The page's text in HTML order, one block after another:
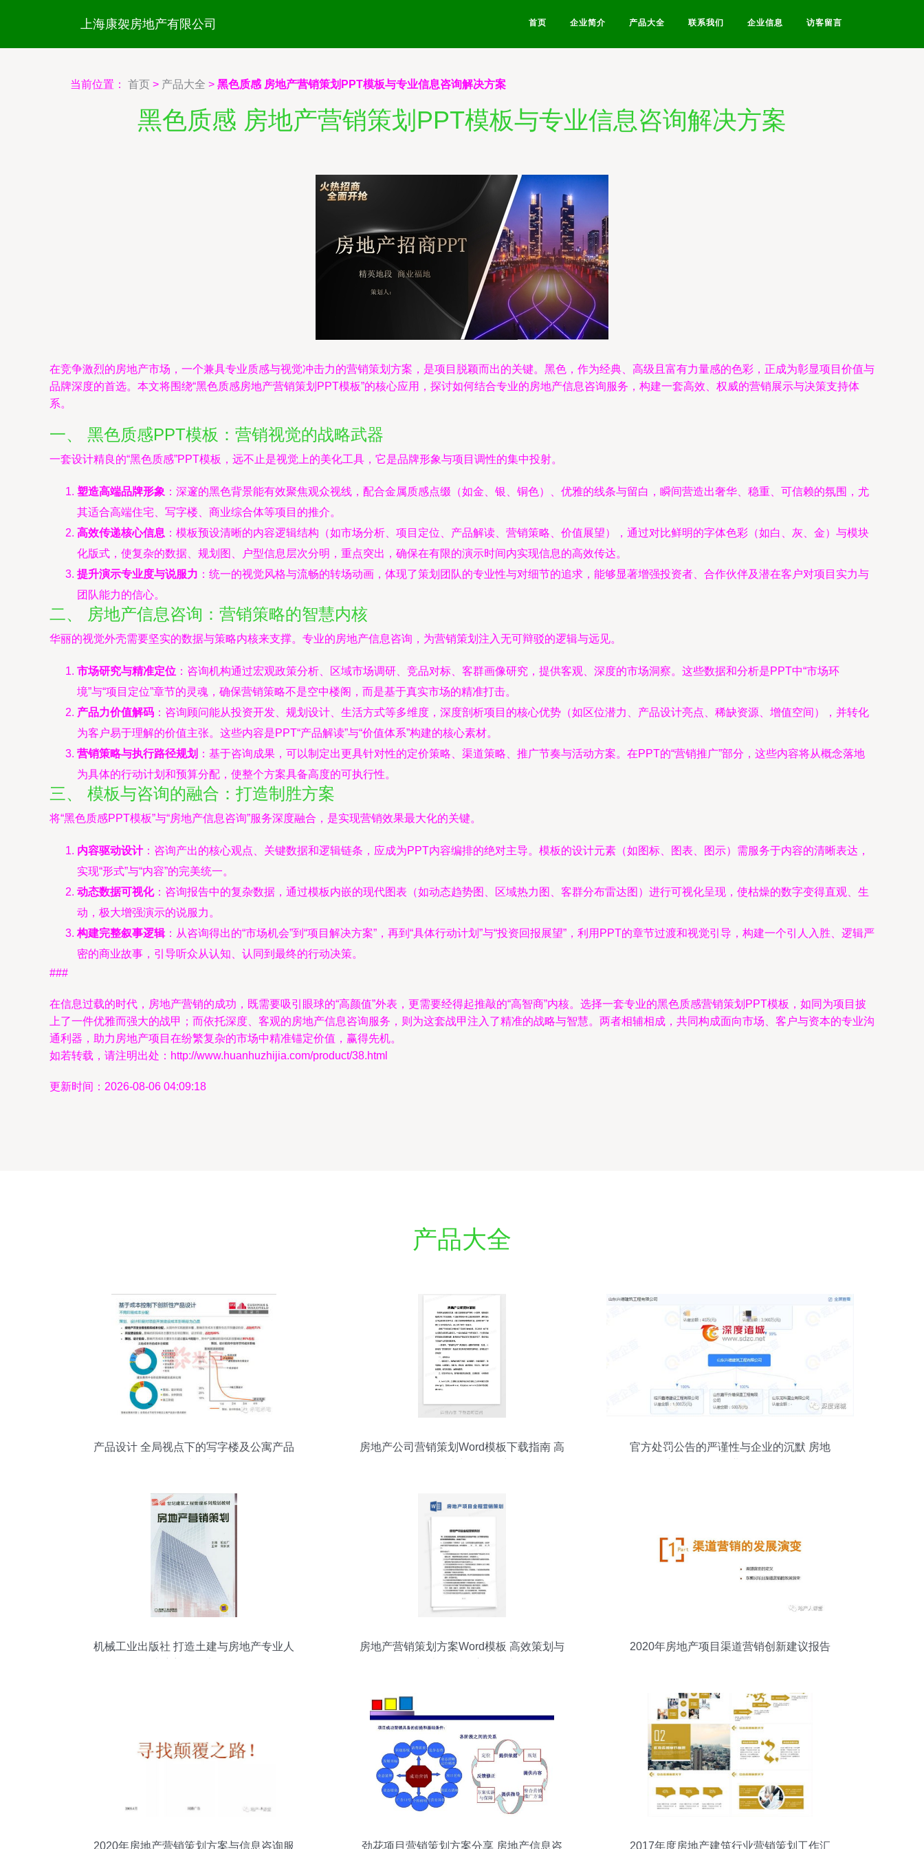
上海康袈房地产有限公司 首页 企业简介 产品大全 联系我们 企业信息 访客留言
当前位置： 首页 > 产品大全 > 黑色质感 房地产营销策划PPT模板与专业信息咨询解决方案
黑色质感 房地产营销策划PPT模板与专业信息咨询解决方案
在竞争激烈的房地产市场，一个兼具专业质感与视觉冲击力的营销策划方案，是项目脱颖而出的关键。黑色，作为经典、高级且富有力量感的色彩，正成为彰显项目价值与
品牌深度的首选。本文将围绕“黑色质感房地产营销策划PPT模板”的核心应用，探讨如何结合专业的房地产信息咨询服务，构建一套高效、权威的营销展示与决策支持体
系。
一、 黑色质感PPT模板：营销视觉的战略武器
一套设计精良的“黑色质感”PPT模板，远不止是视觉上的美化工具，它是品牌形象与项目调性的集中投射。
塑造高端品牌形象 ：深邃的黑色背景能有效聚焦观众视线，配合金属质感点缀（如金、银、铜色）、优雅的线条与留白，瞬间营造出奢华、稳重、可信赖的氛围，尤
其适合高端住宅、写字楼、商业综合体等项目的推介。
高效传递核心信息 ：模板预设清晰的内容逻辑结构（如市场分析、项目定位、产品解读、营销策略、价值展望），通过对比鲜明的字体色彩（如白、灰、金）与模块
化版式，使复杂的数据、规划图、户型信息层次分明，重点突出，确保在有限的演示时间内实现信息的高效传达。
提升演示专业度与说服力 ：统一的视觉风格与流畅的转场动画，体现了策划团队的专业性与对细节的追求，能够显著增强投资者、合作伙伴及潜在客户对项目实力与
团队能力的信心。
二、 房地产信息咨询：营销策略的智慧内核
华丽的视觉外壳需要坚实的数据与策略内核来支撑。专业的房地产信息咨询，为营销策划注入无可辩驳的逻辑与远见。
市场研究与精准定位 ：咨询机构通过宏观政策分析、区域市场调研、竞品对标、客群画像研究，提供客观、深度的市场洞察。这些数据和分析是PPT中“市场环
境”与“项目定位”章节的灵魂，确保营销策略不是空中楼阁，而是基于真实市场的精准打击。
产品力价值解码 ：咨询顾问能从投资开发、规划设计、生活方式等多维度，深度剖析项目的核心优势（如区位潜力、产品设计亮点、稀缺资源、增值空间），并转化
为客户易于理解的价值主张。这些内容是PPT“产品解读”与“价值体系”构建的核心素材。
营销策略与执行路径规划 ：基于咨询成果，可以制定出更具针对性的定价策略、渠道策略、推广节奏与活动方案。在PPT的“营销推广”部分，这些内容将从概念落地
为具体的行动计划和预算分配，使整个方案具备高度的可执行性。
三、 模板与咨询的融合：打造制胜方案
将“黑色质感PPT模板”与“房地产信息咨询”服务深度融合，是实现营销效果最大化的关键。
内容驱动设计：咨询产出的核心观点、关键数据和逻辑链条，应成为PPT内容编排的绝对主导。模板的设计元素（如图标、图表、图示）需服务于内容的清晰表达，
实现“形式”与“内容”的完美统一。
动态数据可视化：咨询报告中的复杂数据，通过模板内嵌的现代图表（如动态趋势图、区域热力图、客群分布雷达图）进行可视化呈现，使枯燥的数字变得直观、生
动，极大增强演示的说服力。
构建完整叙事逻辑：从咨询得出的“市场机会”到“项目解决方案”，再到“具体行动计划”与“投资回报展望”，利用PPT的章节过渡和视觉引导，构建一个引人入胜、逻辑严
密的商业故事，引导听众从认知、认同到最终的行动决策。
###
在信息过载的时代，房地产营销的成功，既需要吸引眼球的“高颜值”外表，更需要经得起推敲的“高智商”内核。选择一套专业的黑色质感营销策划PPT模板，如同为项目披
上了一件优雅而强大的战甲；而依托深度、客观的房地产信息咨询服务，则为这套战甲注入了精准的战略与智慧。两者相辅相成，共同构成面向市场、客户与资本的专业沟
通利器，助力房地产项目在纷繁复杂的市场中精准锚定价值，赢得先机。
如若转载，请注明出处：http://www.huanhuzhijia.com/product/38.html
更新时间：2026-08-06 04:09:18
产品大全
产品设计 全局视点下的写字楼及公寓产品
房地产公司营销策划Word模板下载指南 高
官方处罚公告的严谨性与企业的沉默 房地
机械工业出版社 打造土建与房地产专业人
房地产营销策划方案Word模板 高效策划与
2020年房地产项目渠道营销创新建议报告
2020年房地产营销策划方案与信息咨询服 劲花项目营销策划方案分享 房地产信息咨 2017年度房地产建筑行业营销策划工作汇